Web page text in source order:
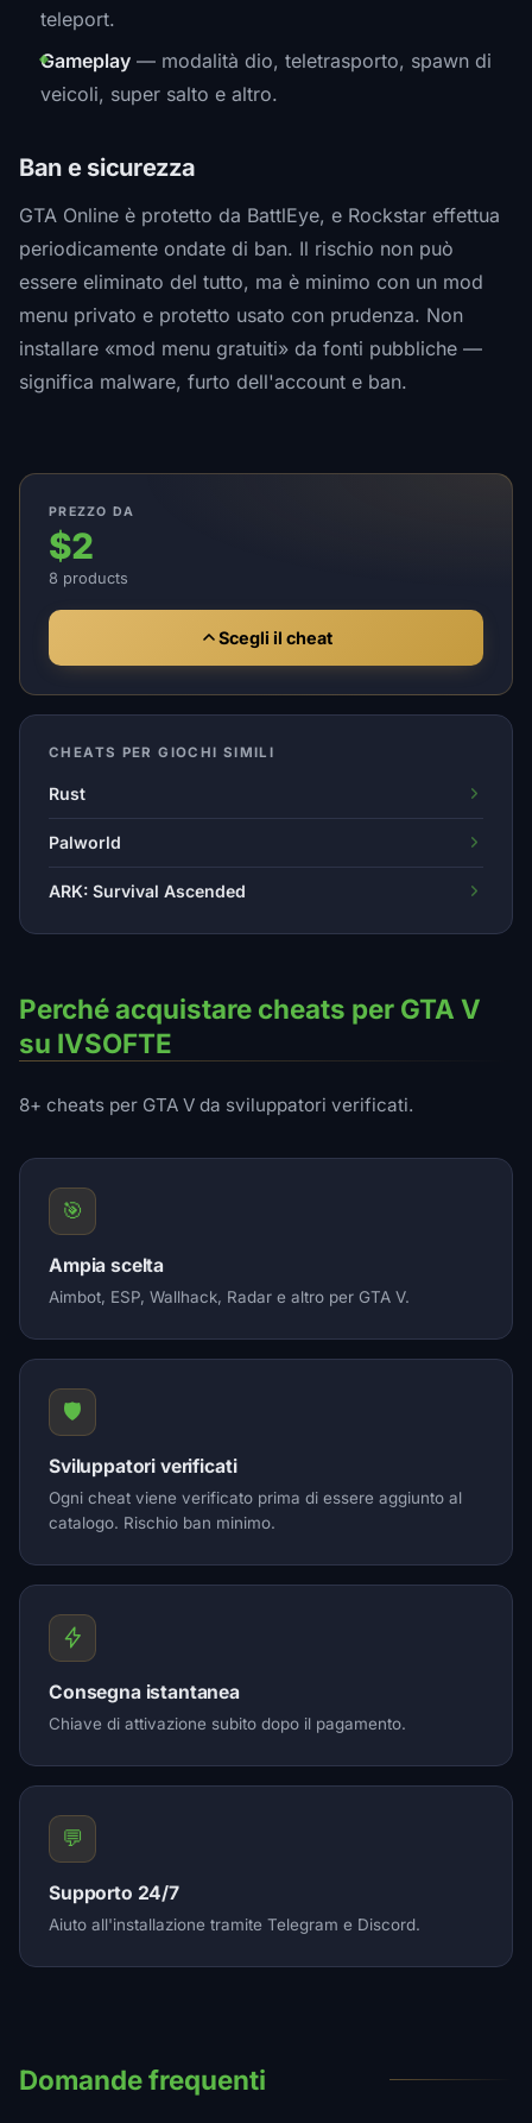
teleport.
Gameplay — modalità dio, teletrasporto, spawn di
veicoli, super salto e altro.
Ban e sicurezza
GTA Online è protetto da BattlEye, e Rockstar effettua
periodicamente ondate di ban. Il rischio non può
essere eliminato del tutto, ma è minimo con un mod
menu privato e protetto usato con prudenza. Non
installare «mod menu gratuiti» da fonti pubbliche —
significa malware, furto dell'account e ban.
PREZZO DA
$2
8 products
Scegli il cheat
CHEATS PER GIOCHI SIMILI
Rust
Palworld
ARK: Survival Ascended
Perché acquistare cheats per GTA V
su IVSOFTE
8+ cheats per GTA V da sviluppatori verificati.
🎯
Ampia scelta
Aimbot, ESP, Wallhack, Radar e altro per GTA V.
🛡️
Sviluppatori verificati
Ogni cheat viene verificato prima di essere aggiunto al
catalogo. Rischio ban minimo.
Consegna istantanea
Chiave di attivazione subito dopo il pagamento.
💬
Supporto 24/7
Aiuto all'installazione tramite Telegram e Discord.
Domande frequenti